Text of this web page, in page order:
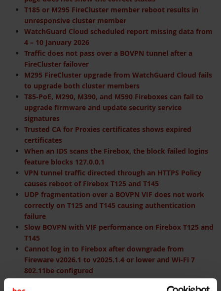
T185 or M295 FireCluster member reboot results in
unresponsive cluster member
WatchGuard Cloud scheduled report missing data from
4 – 10 January 2026
Traffic does not pass over a BOVPN tunnel after a
FireCluster failover
M295 FireCluster upgrade from WatchGuard Cloud fails
to upgrade both cluster members
T85-PoE, M290, M390, and M590 Fireboxes can fail to
upgrade firmware and update security service
signatures
Trusted CA for Proxies certificates shows expired
certificates
When an IDS scans the Firebox, the block failed logins
feature blocks 127.0.0.1
VPN tunnel traffic directed through an HTTPS Policy
causes reboot of Firebox T125 and T145
UDP fragmentation over a BOVPN VIF does not work
correctly on T125 and T145 causing authentication
failure
Slow BOVPN with VIF performance on Firebox T125 and
T145
Cannot log in to Firebox after downgrade from
Fireware v2026.1 to v2025.1.4 or lower and Wi-Fi 7
802.11be configured
Slow VPN performance with several BOVPN and Mobile